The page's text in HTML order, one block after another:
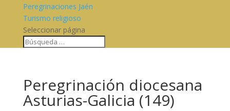
Peregrinaciones Jaén
Turismo religioso
Seleccionar página
Peregrinación diocesana
Asturias-Galicia (149)